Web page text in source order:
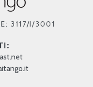
3117/I/3001